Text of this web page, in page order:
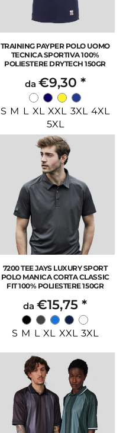
TRAINING PAYPER POLO UOMO
TECNICA SPORTIVA 100%
POLIESTERE DRYTECH 150GR
da €9,30 *
S M L XL XXL 3XL 4XL
5XL
7200 TEE JAYS LUXURY SPORT
POLO MANICA CORTA CLASSIC
FIT 100% POLIESTERE 150GR
da€15,75*
S M L XL XXL 3XL